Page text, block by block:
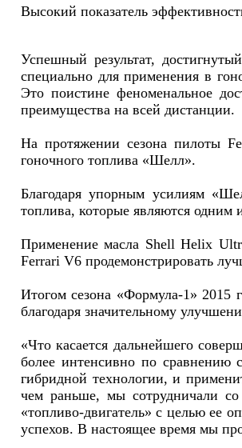
Высокий показатель
Успешный результат,
специально для применения в
Это поистине феноменальное
преимущества на всей дистанции.
На протяжении сезона пилоты
гоночного топлива «Шелл».
Благодаря упорным усилиям
топлива, которые являются одним
Применение масла Shell Helix
Ferrari V6 продемонстрировать
Итогом сезона «Формула-1» 2015
благодаря значительному
«Что касается дальнейшего
более интенсивно по сравнению
гибридной технологии, и
чем раньше, мы сотрудничали со
«топливо-двигатель» с целью ее
успехов. В настоящее время мы